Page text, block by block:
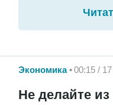
Экономика 00:15 /
Не делайте